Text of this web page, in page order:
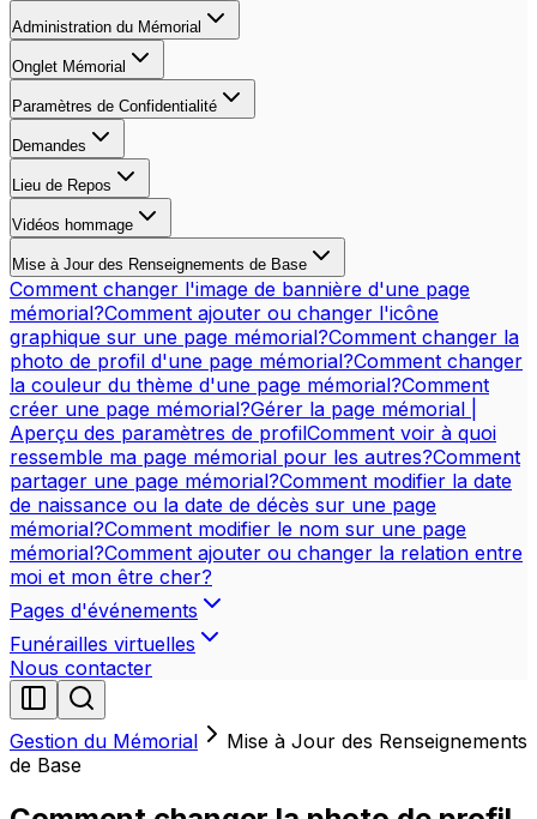
Administration du Mémorial
Onglet Mémorial
Paramètres de Confidentialité
Demandes
Lieu de Repos
Vidéos hommage
Mise à Jour des Renseignements de Base
Comment changer l'image de bannière d'une page
mémorial?Comment ajouter ou changer l'icône
graphique sur une page mémorial?Comment changer la
photo de profil d'une page mémorial?Comment changer
la couleur du thème d'une page mémorial?Comment
créer une page mémorial?Gérer la page mémorial |
Aperçu des paramètres de profilComment voir à quoi
ressemble ma page mémorial pour les autres?Comment
partager une page mémorial?Comment modifier la date
de naissance ou la date de décès sur une page
mémorial?Comment modifier le nom sur une page
mémorial?Comment ajouter ou changer la relation entre
moi et mon être cher?
Pages d'événements
Funérailles virtuelles
Nous contacter
Gestion du Mémorial
Mise à Jour des Renseignements
de Base